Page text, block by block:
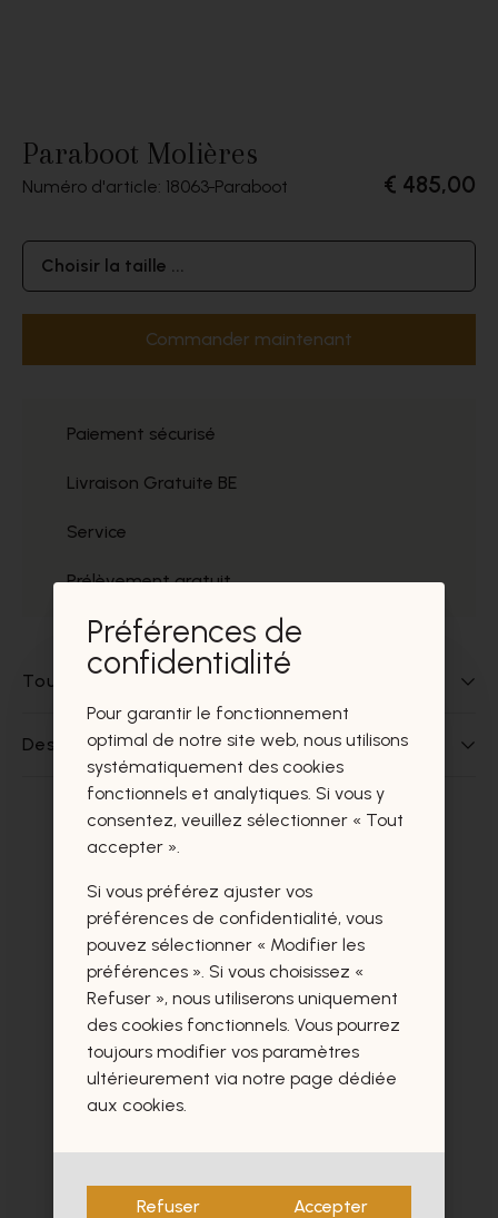
Paraboot Molières
Numéro d'article: 18063 Paraboot € 485,00
Choisir la taille ...
Commander maintenant
Paiement sécurisé
Livraison Gratuite BE
Service
Prélèvement gratuit
Tout sur ce produit
Des questions sur ce produit?
Ces produits vous intéresseront
certainement aussi.
- 40%
Préférences de
confidentialité
Pour garantir le fonctionnement
optimal de notre site web, nous utilisons
systématiquement des cookies
fonctionnels et analytiques. Si vous y
consentez, veuillez sélectionner « Tout
accepter ».
Si vous préférez ajuster vos
préférences de confidentialité, vous
pouvez sélectionner « Modifier les
préférences ». Si vous choisissez «
Refuser », nous utiliserons uniquement
des cookies fonctionnels. Vous pourrez
toujours modifier vos paramètres
ultérieurement via notre page dédiée
aux cookies.
Refuser Accepter